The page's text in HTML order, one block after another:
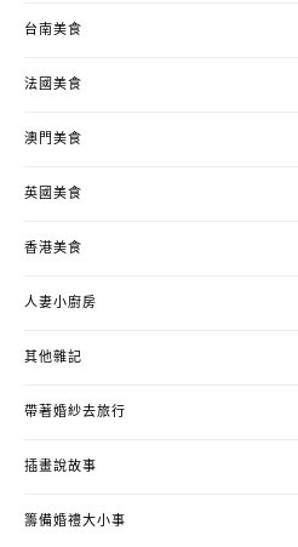
台南美食
法國美食
澳門美食
英國美食
香港美食
人妻小廚房
其他雜記
帶著婚紗去旅行
插畫說故事
籌備婚禮大小事